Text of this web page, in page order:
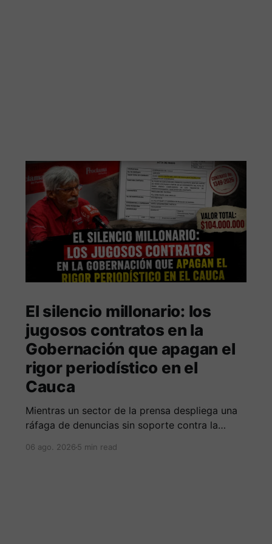
El silencio millonario: los
jugosos contratos en la
Gobernación que apagan el
rigor periodístico en el
Cauca
Mientras un sector de la prensa despliega una
ráfaga de denuncias sin soporte contra la
documentos oficiales revelan acuerdos por 140
06 ago. 20265 min read